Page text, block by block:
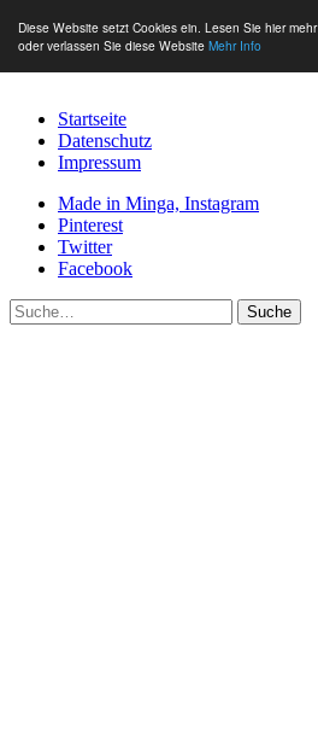
Diese Website setzt Cookies ein. Lesen Sie hier mehr
oder verlassen Sie diese Website Mehr Info
Startseite
Datenschutz
Impressum
Made in Minga, Instagram
Pinterest
Twitter
Facebook
Suche